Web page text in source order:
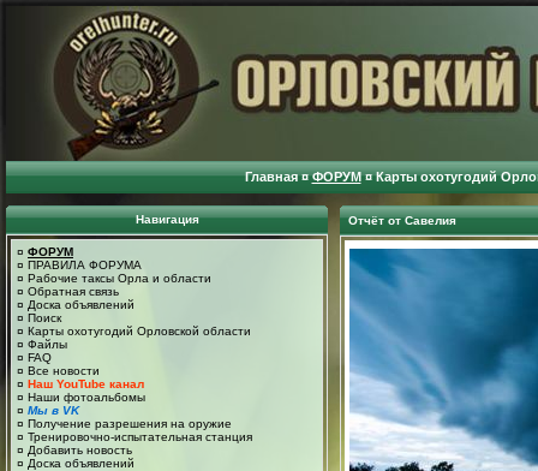
Главная ¤ ФОРУМ ¤ Карты охотугодий
Навигация
¤ ФОРУМ
¤ ПРАВИЛА ФОРУМА
¤ Рабочие таксы Орла и области
¤ Обратная связь
¤ Доска объявлений
¤ Поиск
¤ Карты охотугодий Орловской области
¤ Файлы
¤ FAQ
¤ Все новости
¤ Наш YouTube канал
¤ Наши фотоальбомы
¤ Мы в VK
¤ Получение разрешения на оружие
¤ Тренировочно-испытательная станция
¤ Добавить новость
¤ Доска объявлений
Отчёт от Савелия